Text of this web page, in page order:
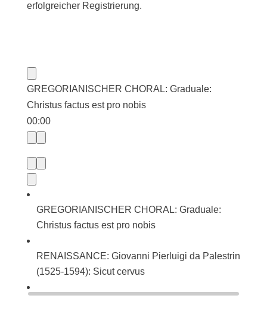
erfolgreicher Registrierung.
GREGORIANISCHER CHORAL: Graduale:
Christus factus est pro nobis
00:00
GREGORIANISCHER CHORAL: Graduale:
Christus factus est pro nobis
RENAISSANCE: Giovanni Pierluigi da Palestrina
(1525-1594): Sicut cervus